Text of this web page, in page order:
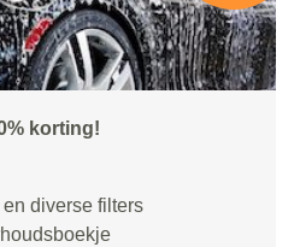
korting!
diverse filters